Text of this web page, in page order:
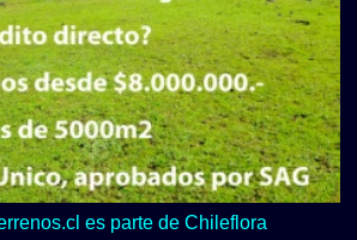
es parte de Chileflora
dominan en nuestro Loteo